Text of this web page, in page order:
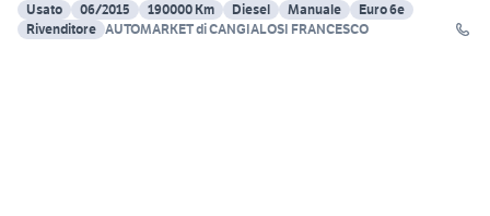
Usato
06/2015 190000 Km Diesel Manuale
Euro 6e
Rivenditore AUTOMARKET di CANGIALOSI FRANCESCO